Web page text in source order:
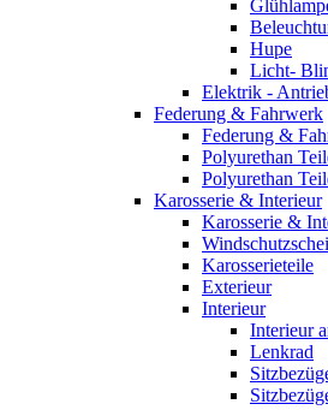
Hupe
Licht-
Elektrik -
Federung & Fahrwerk
Federung &
Polyurethan
Polyurethan
Karosserie & Interieur
Karosserie &
Karosserieteile
Exterieur
Interieur
Interieur
Lenkrad